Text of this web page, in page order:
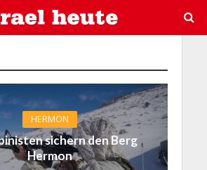
HERMON
sichern den Berg
Hermon